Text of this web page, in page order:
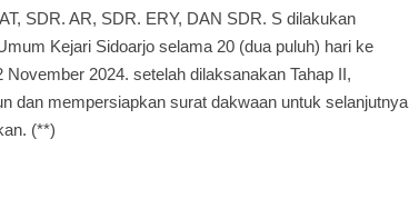
SDR. AR, SDR. ERY, DAN SDR. S dilakukan
Kejari Sidoarjo selama 20 (dua puluh) hari ke
2024. setelah dilaksanakan Tahap II,
dan mempersiapkan surat dakwaan untuk selanjutnya
(**)